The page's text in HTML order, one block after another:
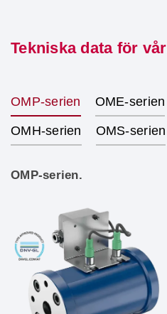
Tekniska data för
OMP-serien OME-serien
OMH-serien OMS-serien
OMP-serien.